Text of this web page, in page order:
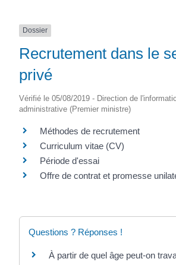
Dossier
Recrutement dans le
privé
Vérifié le 05/08/2019 - Direction de
administrative (Premier ministre)
Méthodes de recrutement
Curriculum vitae (CV)
Période d'essai
Offre de contrat et promesse
Questions ? Réponses !
À partir de quel âge peut-on